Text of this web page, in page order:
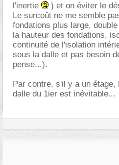
l'inertie
) et on éviter le
Le surcoût ne me semble
fondations plus large,
la hauteur des fondations,
continuité de l'isolation
sous la dalle et pas besoin
pense...).
Par contre, s'il y a un étage,
dalle du 1ier est inévitable...